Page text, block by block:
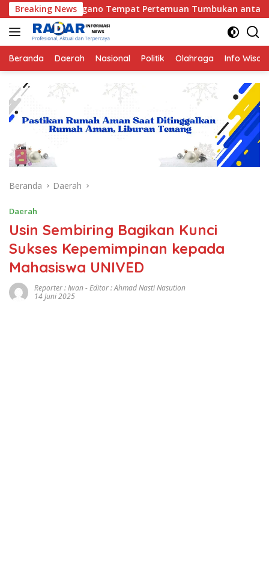
Langsung
ke
konten
Breaking News
Tempat Pertemuan Tumbukan antara Lempeng Indo-
Beranda Daerah Nasional Politik Olahraga Info
Beranda Daerah
Daerah
Usin Sembiring Bagikan Kunci
Sukses Kepemimpinan kepada
Mahasiswa UNIVED
Reporter : Iwan - Editor : Ahmad Nasti Nasution
14 Juni 2025